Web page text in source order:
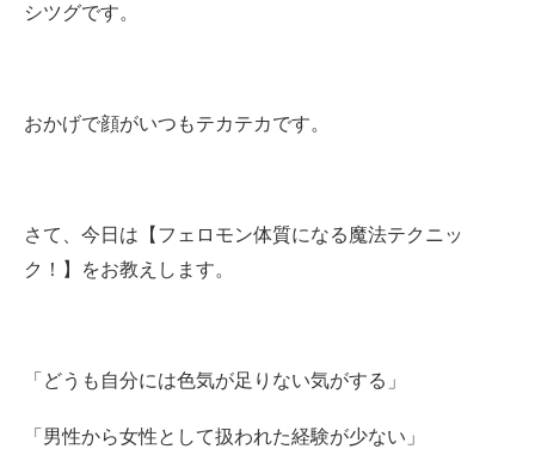
シツグです。
おかげで顔がいつもテカテカです。
さて、今日は【フェロモン体質になる魔法テクニッ
ク！】をお教えします。
「どうも自分には色気が足りない気がする」
「男性から女性として扱われた経験が少ない」